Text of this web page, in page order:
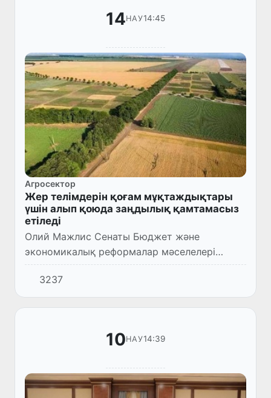
14НАУ14:45
Агросектор
Жер телімдерін қоғам мұқтаждықтары
үшін алып қоюда заңдылық қамтамасыз
етіледі
Олий Мажлис Сенаты Бюджет және
экономикалық реформалар мәселелері
комитетінің кеңейтілген мәжілісінде «Жер
телімдерін өтемақы есебіне қоғамдық
мұқтаждыққа алып қою тәртіп-ережесі...
3237
10НАУ14:39